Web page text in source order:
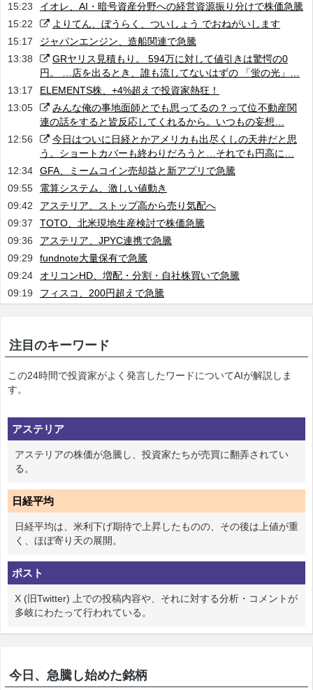
15:23
イオレ、AI・暗号資産分野への経営資源振り分けで株価急騰
15:22
よりてん、ぼうらく、ついしょう でおねがいします
15:17
ジャパンエンジン、造船関連で急騰
13:38
GRヤリス見積もり。 594万に対して値引きは驚愕の0
円。 …店を出るとき、誰も流してないはずの 「蛍の光」…
13:17
ELEMENTS株、+4%超えで投資家熱狂！
13:05
みんな俺の事地面師とでも思ってるの？って位不動産関
連の話をすると皆反応してくれるから。いつもの妄想…
12:56
今日はついに日経とかアメリカも出尽くしの天井だと思
う。ショートカバーも終わりだろうと…それでも円高に…
12:34
GFA、ミームコイン売却益と新アプリで急騰
09:55
電算システム、激しい値動き
09:42
アステリア、ストップ高から売り気配へ
09:37
TOTO、北米現地生産検討で株価急騰
09:36
アステリア、JPYC連携で急騰
09:29
fundnote大量保有で急騰
09:24
オリコンHD、増配・分割・自社株買いで急騰
09:19
フィスコ、200円超えで急騰
注目のキーワード
この24時間で投資家がよく発言したワードについてAIが解説しま
す。
アステリア
アステリアの株価が急騰し、投資家たちが売買に翻弄されてい
る。
日経平均
日経平均は、米利下げ期待で上昇したものの、その後は上値が重
く、ほぼ寄り天の展開。
ポスト
X (旧Twitter) 上での投稿内容や、それに対する分析・コメントが
多岐にわたって行われている。
今日、急騰し始めた銘柄